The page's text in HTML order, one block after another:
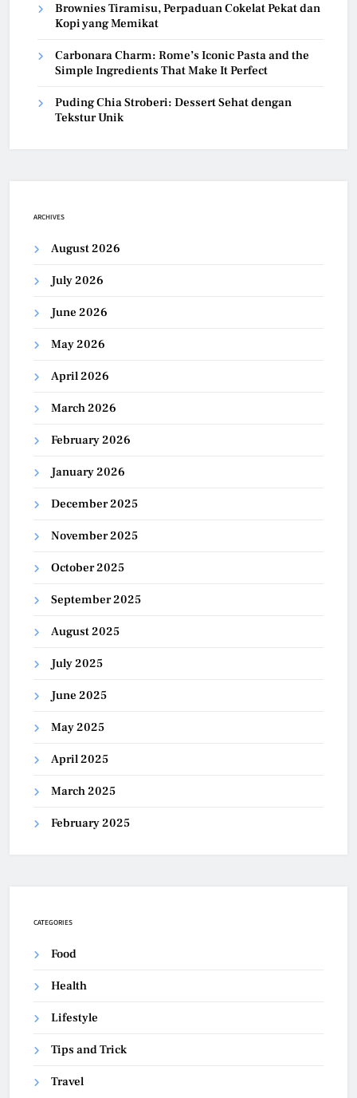
Brownies Tiramisu, Perpaduan Cokelat Pekat dan
Kopi yang Memikat
Carbonara Charm: Rome’s Iconic Pasta and the
Simple Ingredients That Make It Perfect
Puding Chia Stroberi: Dessert Sehat dengan
Tekstur Unik
ARCHIVES
August 2026
July 2026
June 2026
May 2026
April 2026
March 2026
February 2026
January 2026
December 2025
November 2025
October 2025
September 2025
August 2025
July 2025
June 2025
May 2025
April 2025
March 2025
February 2025
CATEGORIES
Food
Health
Lifestyle
Tips and Trick
Travel